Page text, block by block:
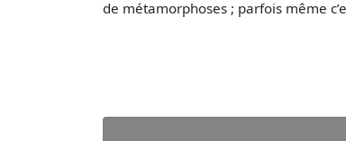
de métamorphoses ; parfois même